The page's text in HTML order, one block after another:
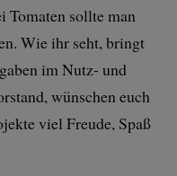
Tomaten sollte man
Wie ihr seht, bringt
im Nutz- und
wünschen euch
viel Freude, Spaß